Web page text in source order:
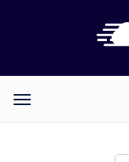
Categories